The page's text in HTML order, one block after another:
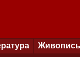
Живопись